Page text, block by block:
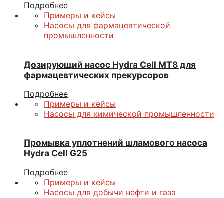
Подробнее
Примеры и кейсы
Насосы для фармацевтической
промышленности
Дозирующий насос Hydra Cell МТ8 для
фармацевтических прекурсоров
Подробнее
Примеры и кейсы
Насосы для химической промышленности
Промывка уплотнений шламового насоса
Hydra Cell G25
Подробнее
Примеры и кейсы
Насосы для добычи нефти и газа